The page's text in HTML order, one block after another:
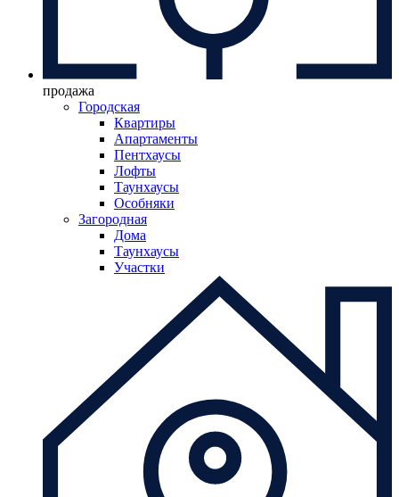
продажа
Городская
Квартиры
Апартаменты
Пентхаусы
Лофты
Таунхаусы
Особняки
Загородная
Дома
Таунхаусы
Участки